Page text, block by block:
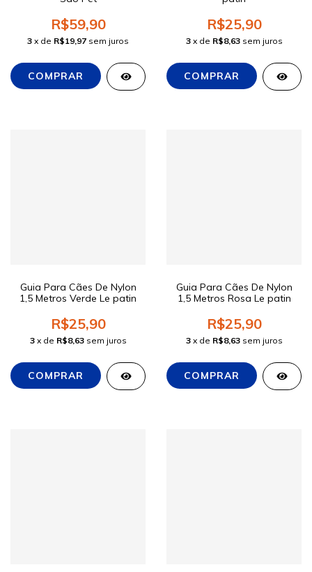
R$59,90
3 x de R$19,97 sem juros
R$25,90
3 x de R$8,63 sem juros
Guia Para Cães De Nylon
1,5 Metros Verde Le patin
R$25,90
3 x de R$8,63 sem juros
Guia Para Cães De Nylon
1,5 Metros Rosa Le patin
R$25,90
3 x de R$8,63 sem juros